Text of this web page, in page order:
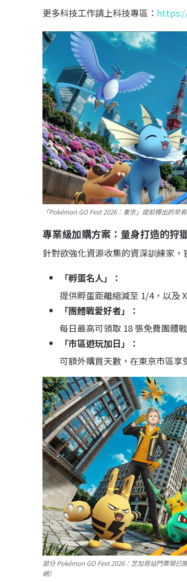
更多科技工作請上科技專區：
「Pokémon GO Fest 2026：東京」提前釋出的
專業級加購方案：量身打造的狩
針對欲強化資源收集的資深訓練家
「孵蛋名人」
：
提供孵蛋距離縮減至 1/4，以及
「團體戰愛好者」
：
每日最高可領取 18 張免費團體
「市區遊玩加日」
：
可額外購買天數，在東京市區
部分 Pokémon GO Fest 2026：芝加哥站門票現
網）